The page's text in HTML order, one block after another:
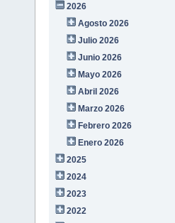
2026
Agosto 2026
Julio 2026
Junio 2026
Mayo 2026
Abril 2026
Marzo 2026
Febrero 2026
Enero 2026
2025
2024
2023
2022